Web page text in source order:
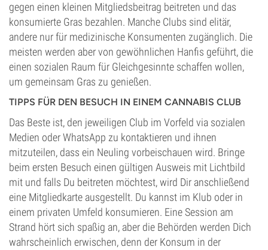
gegen einen kleinen Mitgliedsbeitrag beitreten und das
konsumierte Gras bezahlen. Manche Clubs sind elitär,
andere nur für medizinische Konsumenten zugänglich. Die
meisten werden aber von gewöhnlichen Hanfis geführt, die
einen sozialen Raum für Gleichgesinnte schaffen wollen,
um gemeinsam Gras zu genießen.
TIPPS FÜR DEN BESUCH IN EINEM CANNABIS CLUB
Das Beste ist, den jeweiligen Club im Vorfeld via sozialen
Medien oder WhatsApp zu kontaktieren und ihnen
mitzuteilen, dass ein Neuling vorbeischauen wird. Bringe
beim ersten Besuch einen gültigen Ausweis mit Lichtbild
mit und falls Du beitreten möchtest, wird Dir anschließend
eine Mitgliedkarte ausgestellt. Du kannst im Klub oder in
einem privaten Umfeld konsumieren. Eine Session am
Strand hört sich spaßig an, aber die Behörden werden Dich
wahrscheinlich erwischen, denn der Konsum in der